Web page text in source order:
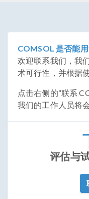
COMSOL 是否能
欢迎联系我们，我
术可行性，并根据
点击右侧的“联系
我们的工作人员将
评估与